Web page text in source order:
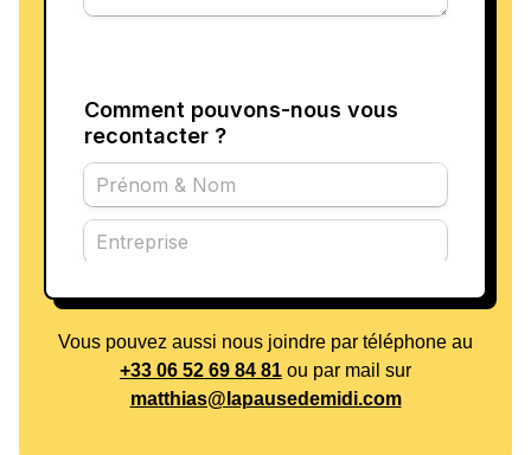
Vous pouvez aussi nous joindre par téléphone au
+33 06 52 69 84 81 ou par mail sur
matthias@lapausedemidi.com